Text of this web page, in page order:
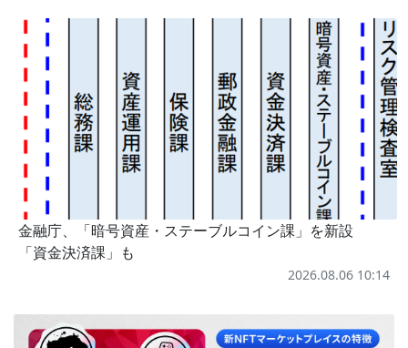
金融庁、「暗号資産・ステーブルコイン課」を新設
「資金決済課」も
2026.08.06 10:14